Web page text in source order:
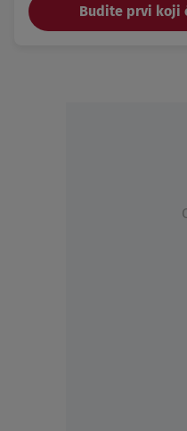
Budite prvi koji